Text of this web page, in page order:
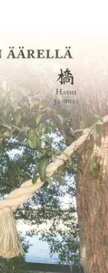
sekä
näkökannalta.
uskonnon
että
länsimaissa on
maa,
Japanissa, Nenäkäs
muuttuvat
co-existence of
shuni-en vuotuis- ja
Japanin